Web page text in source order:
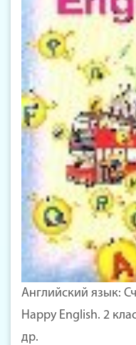
Английский язык:
Happy English. 2
др.